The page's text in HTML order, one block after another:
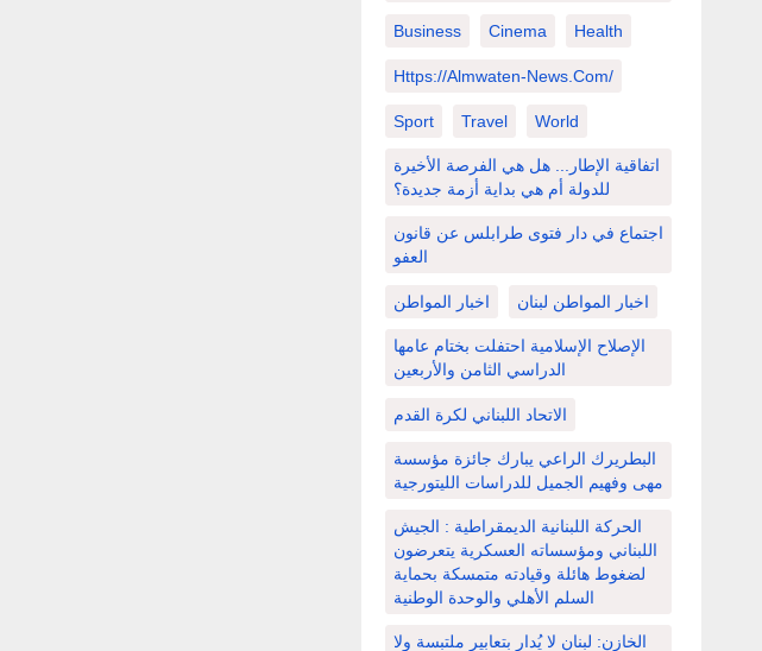
Business Cinema Health
Https://almwaten-News.com/
Sport Travel World
اتفاقية الإطار... هل هي الفرصة الأخيرة
للدولة أم هي بداية أزمة جديدة؟
اجتماع في دار فتوى طرابلس عن قانون
العفو
اخبار المواطن اخبار المواطن لبنان
الإصلاح الإسلامية احتفلت بختام عامها
الدراسي الثامن والأربعين
الاتحاد اللبناني لكرة القدم
البطريرك الراعي يبارك جائزة مؤسسة
مهى وفهيم الجميل للدراسات الليتورجية
الحركة اللبنانية الديمقراطية : الجيش
اللبناني ومؤسساته العسكرية يتعرضون
لضغوط هائلة وقيادته متمسكة بحماية
السلم الأهلي والوحدة الوطنية
الخازن: لبنان لا يُدار بتعابير ملتبسة ولا